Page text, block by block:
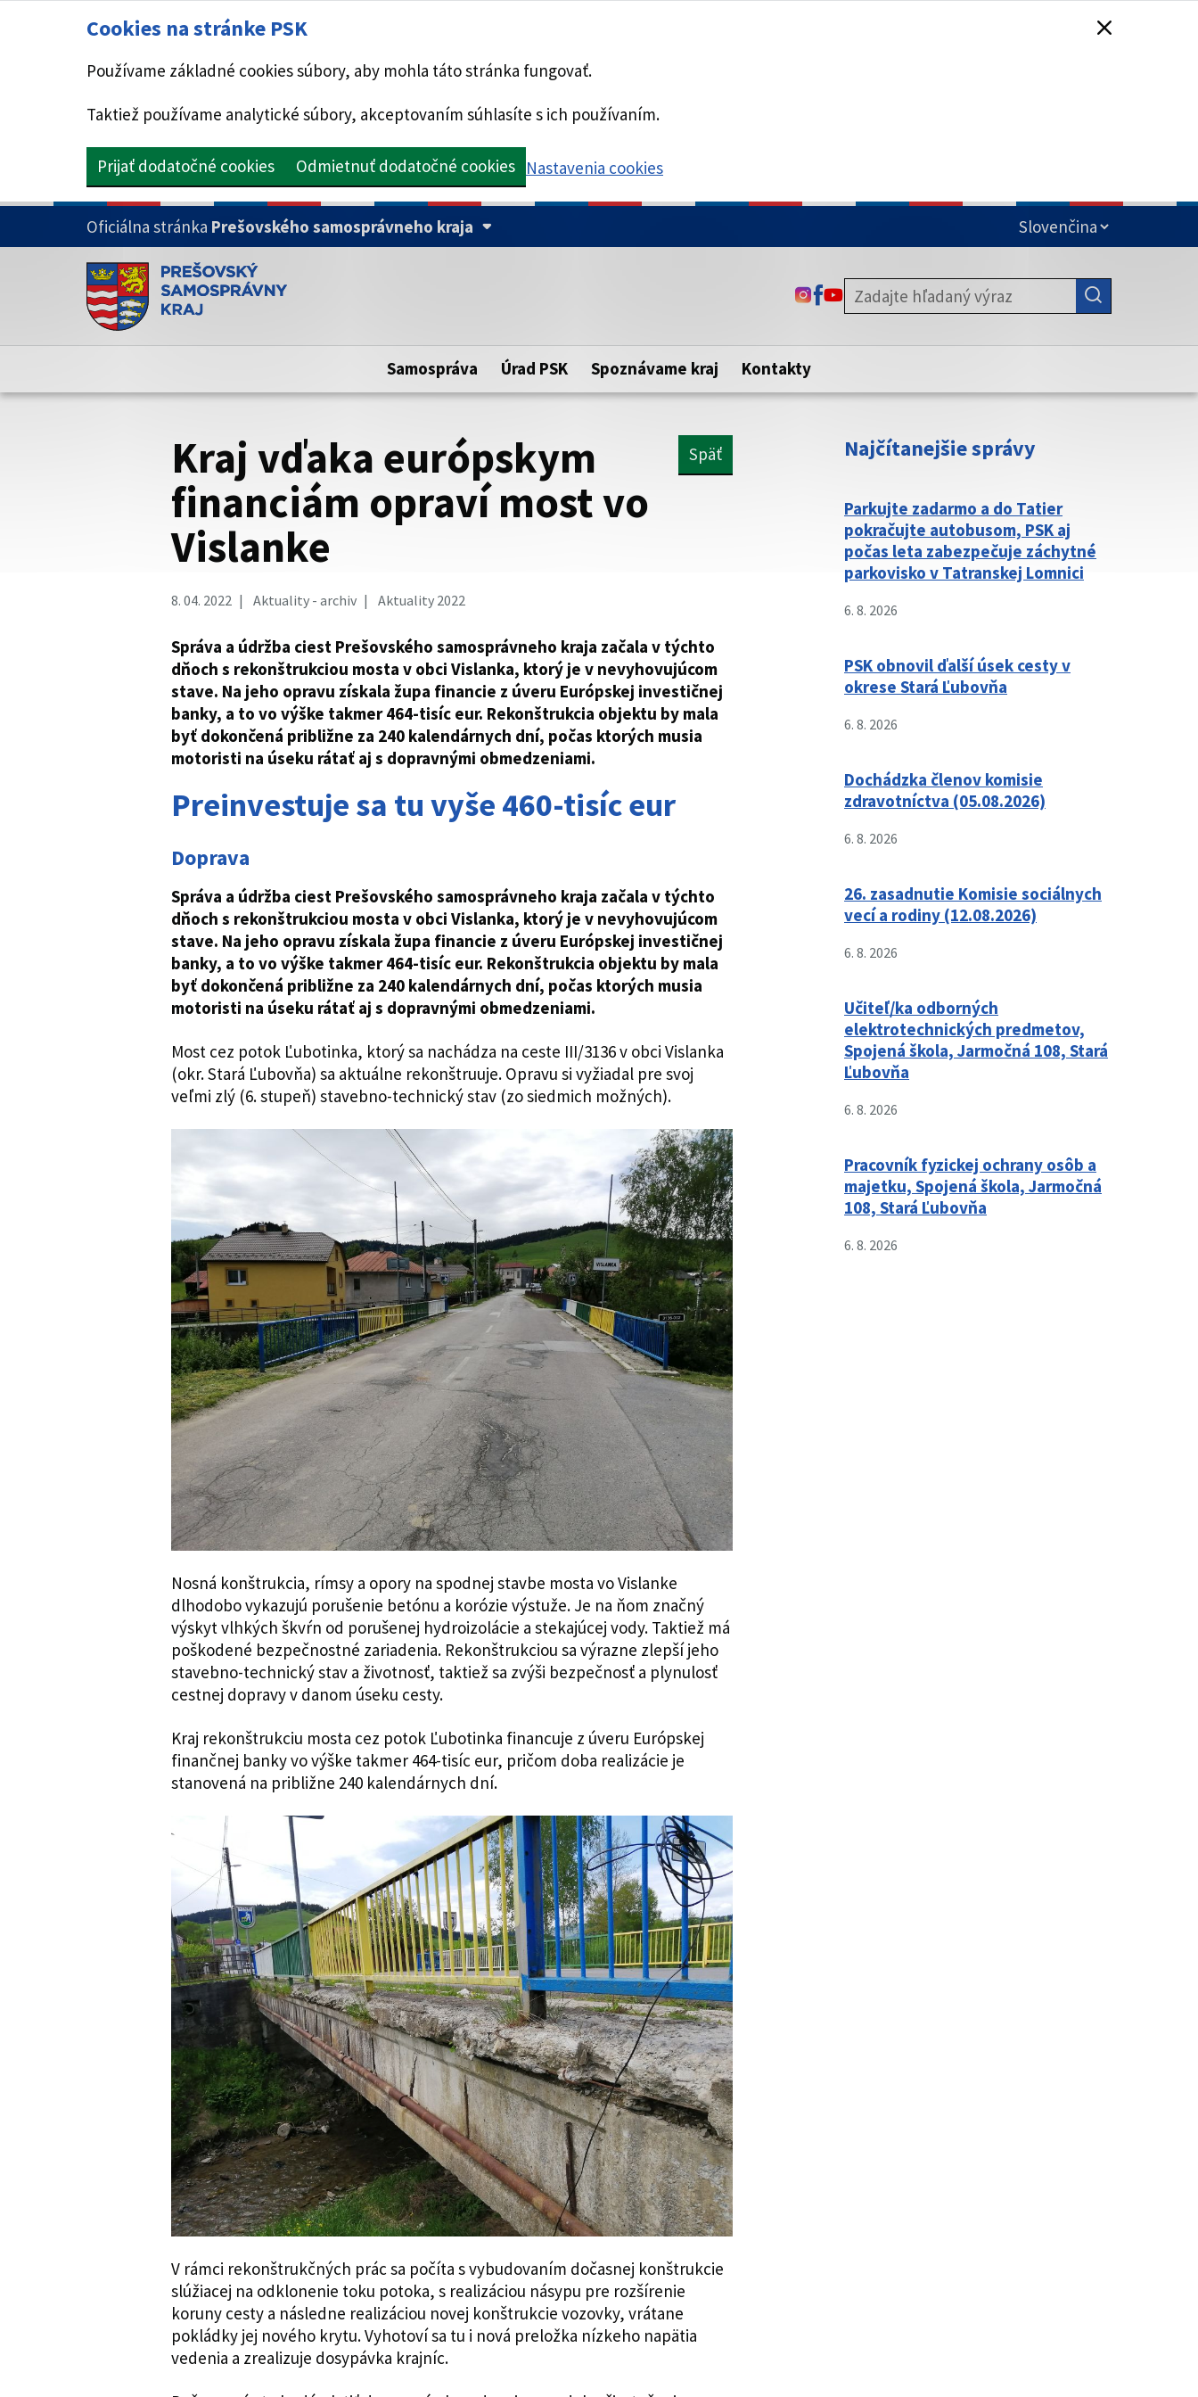
Cookies na stránke PSK
Používame základné cookies súbory, aby mohla táto stránka fungovať.
Taktiež používame analytické súbory, akceptovaním súhlasíte s ich používaním.
Prijať dodatočné cookies Odmietnuť dodatočné cookies Nastavenia cookies
PRESKOČIŤ NA HLAVNÝ OBSAH
Oficiálna stránka Prešovského samosprávneho kraja
Doména psk.sk je oficiálna
Toto je oficiálna webová stránka Prešovského samosprávneho kraja.
Táto stránka je zabezpečená
zabezpečenú webovú stránku. Zabezpečená stránka vždy začína
https:// pred názvom domény webového sídla.
ODKAZ SA OTVORÍ NA NOVEJ KARTE
ODKAZ SA OTVORÍ NA NOVEJ KARTE
ODKAZ SA OTVORÍ NA NOVEJ KARTE
Samospráva Úrad PSK Spoznávame kraj Kontakty
Kraj vďaka európskym
financiám opraví most vo
Vislanke
Späť
8. 04. 2022 Aktuality - archiv Aktuality 2022
Správa a údržba ciest Prešovského samosprávneho kraja začala v týchto
dňoch s rekonštrukciou mosta v obci Vislanka, ktorý je v nevyhovujúcom
stave. Na jeho opravu získala župa financie z úveru Európskej investičnej
banky, a to vo výške takmer 464-tisíc eur. Rekonštrukcia objektu by mala
byť dokončená približne za 240 kalendárnych dní, počas ktorých musia
motoristi na úseku rátať aj s dopravnými obmedzeniami.
Preinvestuje sa tu vyše 460-tisíc eur
Doprava
Správa a údržba ciest Prešovského samosprávneho kraja začala v týchto
dňoch s rekonštrukciou mosta v obci Vislanka, ktorý je v nevyhovujúcom
stave. Na jeho opravu získala župa financie z úveru Európskej investičnej
banky, a to vo výške takmer 464-tisíc eur. Rekonštrukcia objektu by mala
byť dokončená približne za 240 kalendárnych dní, počas ktorých musia
motoristi na úseku rátať aj s dopravnými obmedzeniami.
Most cez potok Ľubotinka, ktorý sa nachádza na ceste III/3136 v obci Vislanka
(okr. Stará Ľubovňa) sa aktuálne rekonštruuje. Opravu si vyžiadal pre svoj
veľmi zlý (6. stupeň) stavebno-technický stav (zo siedmich možných).
Nosná konštrukcia, rímsy a opory na spodnej stavbe mosta vo Vislanke
dlhodobo vykazujú porušenie betónu a korózie výstuže. Je na ňom značný
výskyt vlhkých škvŕn od porušenej hydroizolácie a stekajúcej vody. Taktiež má
poškodené bezpečnostné zariadenia. Rekonštrukciou sa výrazne zlepší jeho
stavebno-technický stav a životnosť, taktiež sa zvýši bezpečnosť a plynulosť
cestnej dopravy v danom úseku cesty.
Kraj rekonštrukciu mosta cez potok Ľubotinka financuje z úveru Európskej
finančnej banky vo výške takmer 464-tisíc eur, pričom doba realizácie je
stanovená na približne 240 kalendárnych dní.
V rámci rekonštrukčných prác sa počíta s vybudovaním dočasnej konštrukcie
slúžiacej na odklonenie toku potoka, s realizáciou násypu pre rozšírenie
koruny cesty a následne realizáciou novej konštrukcie vozovky, vrátane
pokládky jej nového krytu. Vyhotoví sa tu i nová preložka nízkeho napätia
vedenia a zrealizuje dosypávka krajníc.
Najčítanejšie správy
Parkujte zadarmo a do Tatier
pokračujte autobusom, PSK aj
počas leta zabezpečuje záchytné
parkovisko v Tatranskej Lomnici
6. 8. 2026
PSK obnovil ďalší úsek cesty v
okrese Stará Ľubovňa
6. 8. 2026
Dochádzka členov komisie
zdravotníctva (05.08.2026)
6. 8. 2026
26. zasadnutie Komisie sociálnych
vecí a rodiny (12.08.2026)
6. 8. 2026
Učiteľ/ka odborných
elektrotechnických predmetov,
Spojená škola, Jarmočná 108, Stará
Ľubovňa
6. 8. 2026
Pracovník fyzickej ochrany osôb a
majetku, Spojená škola, Jarmočná
108, Stará Ľubovňa
6. 8. 2026